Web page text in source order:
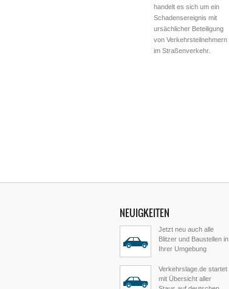
handelt es sich um ein
Schadensereignis mit
ursächlicher Beteiligung
von Verkehrsteilnehmern
im Straßenverkehr.
NEUIGKEITEN
Jetzt neu auch alle
Blitzer und Baustellen in
Ihrer Umgebung
Verkehrslage.de startet
mit Übersicht aller